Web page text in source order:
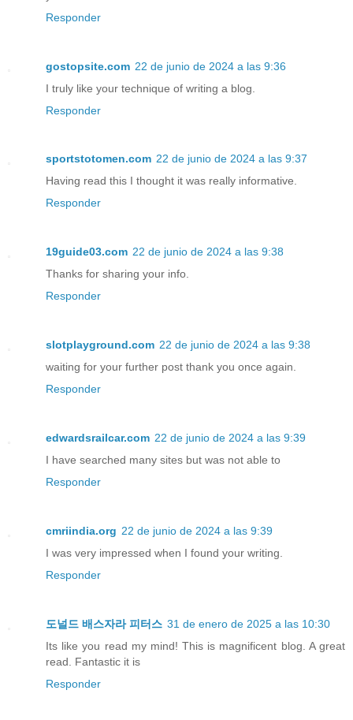
Responder
gostopsite.com 22 de junio de 2024 a las 9:36
I truly like your technique of writing a blog.
Responder
sportstotomen.com 22 de junio de 2024 a las 9:37
Having read this I thought it was really informative.
Responder
19guide03.com 22 de junio de 2024 a las 9:38
Thanks for sharing your info.
Responder
slotplayground.com 22 de junio de 2024 a las 9:38
waiting for your further post thank you once again.
Responder
edwardsrailcar.com 22 de junio de 2024 a las 9:39
I have searched many sites but was not able to
Responder
cmriindia.org 22 de junio de 2024 a las 9:39
I was very impressed when I found your writing.
Responder
도널드 배스자라 피터스 31 de enero de 2025 a las 10:30
Its like you read my mind! This is magnificent blog. A great
read. Fantastic it is
Responder